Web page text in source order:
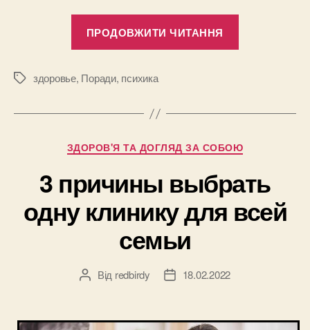
ПРОДОВЖИТИ ЧИТАННЯ
Позначки
здоровье, Поради, психика
Категорії
ЗДОРОВ'Я ТА ДОГЛЯД ЗА СОБОЮ
3 причины выбрать
одну клинику для всей
семьи
Автор
Від redbirdy
Дата18.02.2022